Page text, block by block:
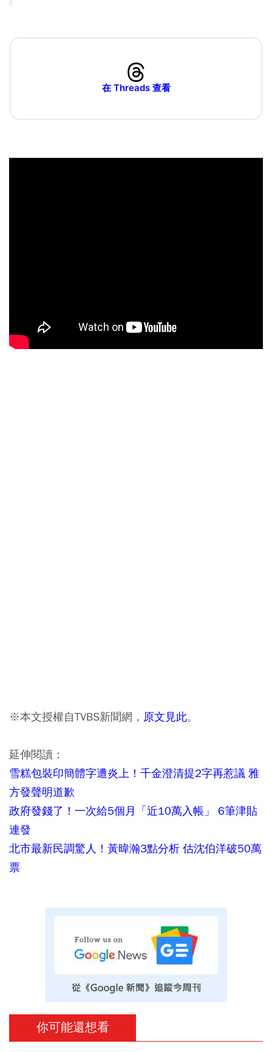
在 Threads 查看
※本文授權自TVBS新聞網， 原文見此。
延伸閱讀：
雪糕包裝印簡體字遭炎上！千金澄清提2字再惹議 雅
方發聲明道歉
政府發錢了！一次給5個月「近10萬入帳」 6筆津貼
連發
北市最新民調驚人！黃暐瀚3點分析 估沈伯洋破50萬
票
你可能還想看